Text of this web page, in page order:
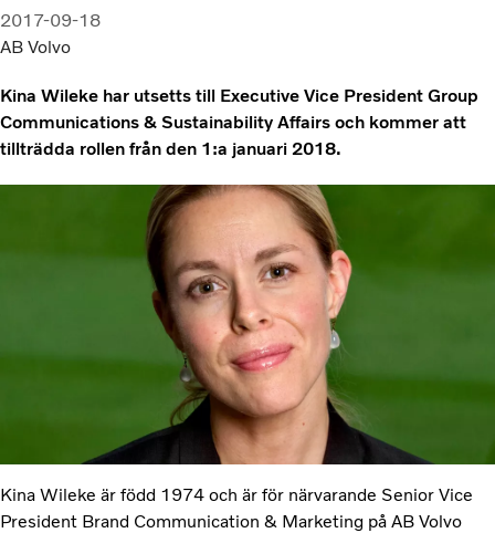
2017-09-18
AB Volvo
Kina Wileke har utsetts till Executive Vice President Group
Communications & Sustainability Affairs och kommer att
tillträdda rollen från den 1:a januari 2018.
Kina Wileke är född 1974 och är för närvarande Senior Vice
President Brand Communication & Marketing på AB Volvo